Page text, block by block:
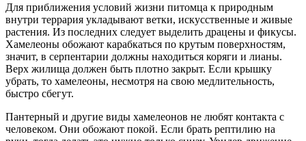
Для приближения условий жизни питомца к природным
внутри террария укладывают ветки, искусственные и живые
растения. Из последних следует выделить драцены и фикусы.
Хамелеоны обожают карабкаться по крутым поверхностям,
значит, в серпентарии должны находиться коряги и лианы.
Верх жилища должен быть плотно закрыт. Если крышку
убрать, то хамелеоны, несмотря на свою медлительность,
быстро сбегут.
Пантерный и другие виды хамелеонов не любят контакта с
человеком. Они обожают покой. Если брать рептилию на